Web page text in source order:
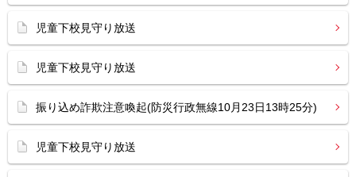
児童下校見守り放送
児童下校見守り放送
振り込め詐欺注意喚起(防災行政無線10月23日13時25分)
児童下校見守り放送